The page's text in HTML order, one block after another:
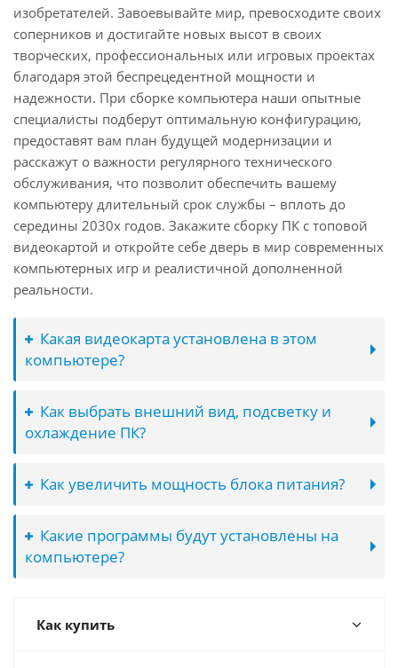
изобретателей. Завоевывайте мир, превосходите своих
соперников и достигайте новых высот в своих
творческих, профессиональных или игровых проектах
благодаря этой беспрецедентной мощности и
надежности. При сборке компьютера наши опытные
специалисты подберут оптимальную конфигурацию,
предоставят вам план будущей модернизации и
расскажут о важности регулярного технического
обслуживания, что позволит обеспечить вашему
компьютеру длительный срок службы – вплоть до
середины 2030х годов. Закажите сборку ПК с топовой
видеокартой и откройте себе дверь в мир современных
компьютерных игр и реалистичной дополненной
реальности.
Какая видеокарта установлена в этом
компьютере?
Как выбрать внешний вид, подсветку и
охлаждение ПК?
Как увеличить мощность блока питания?
Какие программы будут установлены на
компьютере?
Как купить